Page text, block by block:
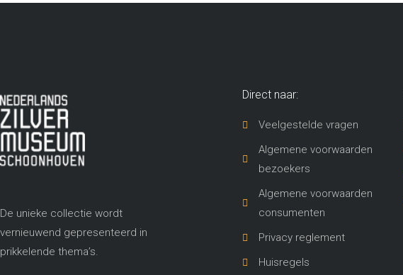
De unieke collectie wordt
vernieuwend gepresenteerd in
prikkelende thema’s​.
Direct naar:
Veelgestelde vragen
Algemene voorwaarden
bezoekers
Algemene voorwaarden
consumenten
Privacy reglement
Huisregels